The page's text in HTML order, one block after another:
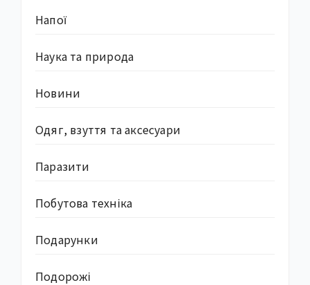
Напої
Наука та природа
Новини
Одяг, взуття та аксесуари
Паразити
Побутова техніка
Подарунки
Подорожі